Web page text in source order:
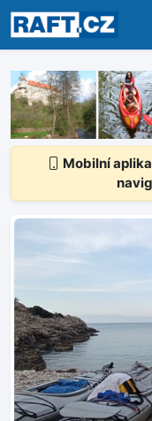
Registrace
Mobilní